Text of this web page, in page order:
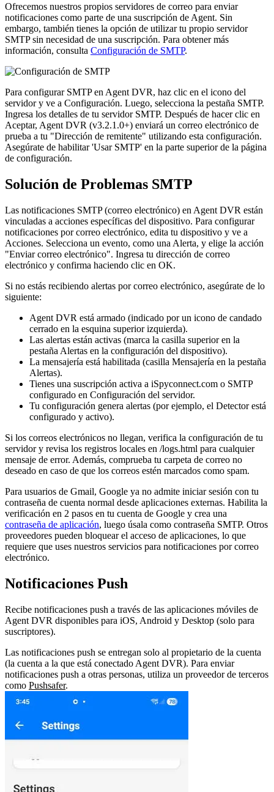
Ofrecemos nuestros propios servidores de correo para enviar
notificaciones como parte de una suscripción de Agent. Sin
embargo, también tienes la opción de utilizar tu propio servidor
SMTP sin necesidad de una suscripción. Para obtener más
información, consulta Configuración de SMTP.
Para configurar SMTP en Agent DVR, haz clic en el icono del
servidor y ve a Configuración. Luego, selecciona la pestaña SMTP.
Ingresa los detalles de tu servidor SMTP. Después de hacer clic en
Aceptar, Agent DVR (v3.2.1.0+) enviará un correo electrónico de
prueba a tu "Dirección de remitente" utilizando esta configuración.
Asegúrate de habilitar 'Usar SMTP' en la parte superior de la página
de configuración.
Solución de Problemas SMTP
Las notificaciones SMTP (correo electrónico) en Agent DVR están
vinculadas a acciones específicas del dispositivo. Para configurar
notificaciones por correo electrónico, edita tu dispositivo y ve a
Acciones. Selecciona un evento, como una Alerta, y elige la acción
"Enviar correo electrónico". Ingresa tu dirección de correo
electrónico y confirma haciendo clic en OK.
Si no estás recibiendo alertas por correo electrónico, asegúrate de lo
siguiente:
Agent DVR está armado (indicado por un icono de candado
cerrado en la esquina superior izquierda).
Las alertas están activas (marca la casilla superior en la
pestaña Alertas en la configuración del dispositivo).
La mensajería está habilitada (casilla Mensajería en la pestaña
Alertas).
Tienes una suscripción activa a iSpyconnect.com o SMTP
configurado en Configuración del servidor.
Tu configuración genera alertas (por ejemplo, el Detector está
configurado y activo).
Si los correos electrónicos no llegan, verifica la configuración de tu
servidor y revisa los registros locales en /logs.html para cualquier
mensaje de error. Además, comprueba tu carpeta de correo no
deseado en caso de que los correos estén marcados como spam.
Para usuarios de Gmail, Google ya no admite iniciar sesión con tu
contraseña de cuenta normal desde aplicaciones externas. Habilita la
verificación en 2 pasos en tu cuenta de Google y crea una
contraseña de aplicación, luego úsala como contraseña SMTP. Otros
proveedores pueden bloquear el acceso de aplicaciones, lo que
requiere que uses nuestros servicios para notificaciones por correo
electrónico.
Notificaciones Push
Recibe notificaciones push a través de las aplicaciones móviles de
Agent DVR disponibles para iOS, Android y Desktop (solo para
suscriptores).
Las notificaciones push se entregan solo al propietario de la cuenta
(la cuenta a la que está conectado Agent DVR). Para enviar
notificaciones push a otras personas, utiliza un proveedor de terceros
como Pushsafer.